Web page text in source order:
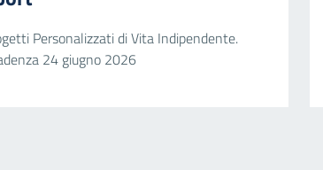
Personalizzati di Vita Indipendente.
24 giugno 2026